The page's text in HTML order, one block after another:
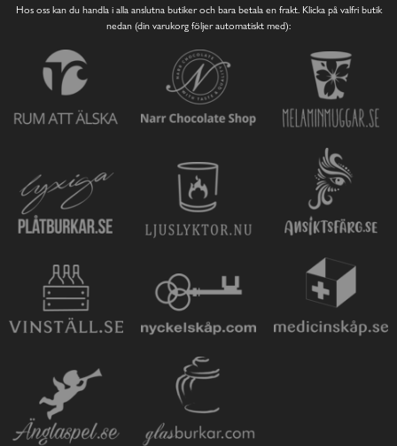
Hos oss kan du handla i alla anslutna butiker och bara betala en frakt. Klicka på valfri butik
nedan (din varukorg följer automatiskt med):